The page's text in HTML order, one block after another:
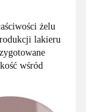
żelu
lakieru
wśród